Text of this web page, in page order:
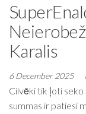
Karalis
6 December 2025
Cilvēki tik ļoti
summas ir patiesi